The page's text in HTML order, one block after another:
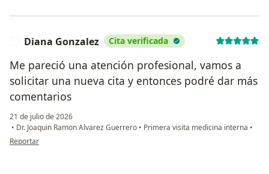
Diana Gonzalez Cita verificada
Me pareció una atención profesional, vamos a
solicitar una nueva cita y entonces podré dar más
comentarios
21 de julio de 2026
• Dr. Joaquin Ramon Alvarez Guerrero • Primera visita medicina interna •
en opinión del usuario Diana Gonzalez
Reportar